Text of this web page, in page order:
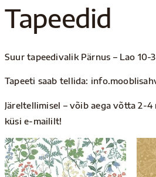
Tapeedid
Suur tapeedivalik Pärnus – Lao 10-
Tapeeti saab tellida:
Järeltellimisel – võib aega võtta 2-
küsi e-maililt!